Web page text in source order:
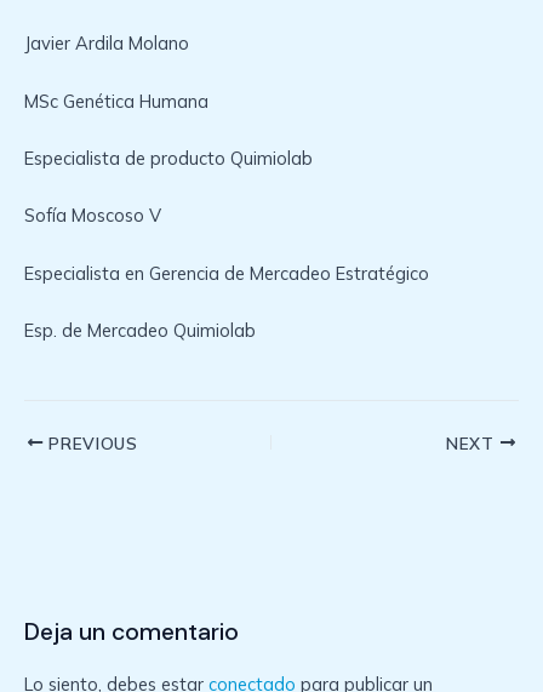
Javier Ardila Molano
MSc Genética Humana
Especialista de producto Quimiolab
Sofía Moscoso V
Especialista en Gerencia de Mercadeo Estratégico
Esp. de Mercadeo Quimiolab
PostPREVIOUS NEXT
Deja un comentario
Lo siento, debes estar conectado para publicar un